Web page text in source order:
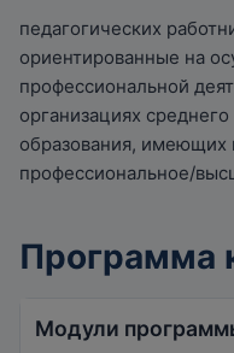
педагогических
ориентированные на
профессиональной
организациях
образования,
профессиональное/
Программа
Модули